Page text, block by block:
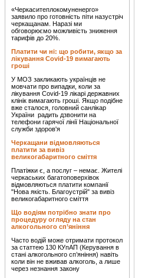
«Черкаситеплокомуненерго»
заявило про готовність піти назустріч
черкащанам. Наразі ми
обговорюємо можливість зниження
тарифів до 20%.
Платити чи ні: що робити, якщо за
лікування Covid-19 вимагають
гроші
У МОЗ закликають українців не
мовчати про випадки, коли за
лікування Covid-19 лікарі державних
клінік вимагають гроші. Якщо подібне
вже сталося, головний санлікар
України радить дзвонити на
телефони гарячої лінії Національної
служби здоров'я
Черкащани відмовляються
платити за вивіз
великогабаритного сміття
Платіжки є, а послуг – немає. Жителі
черкаських багатоповерхівок
відмовляються платити компанії
"Нова якість. Благоустрій" за вивіз
великогабаритного сміття
Що водіям потрібно знати про
процедуру огляду на стан
алкогольного сп’яніння
Часто водій може отримати протокол
за статтею 130 КУпАП (Керування в
стані алкогольного сп’яніння) навіть
коли він не вживав алкоголь, а лише
через незнання закону